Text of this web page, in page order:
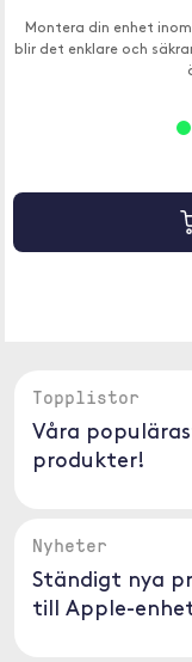
Montera din enhet
blir det enklare och
Topplistor
Våra
produkter!
Nyheter
Ständigt nya
till Apple-